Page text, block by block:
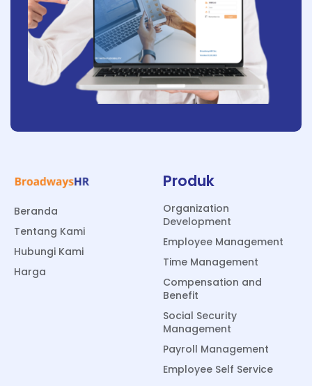
Beranda
Tentang Kami
Hubungi Kami
Harga
Produk
Organization
Development
Employee Management
Time Management
Compensation and
Benefit
Social Security
Management
Payroll Management
Employee Self Service